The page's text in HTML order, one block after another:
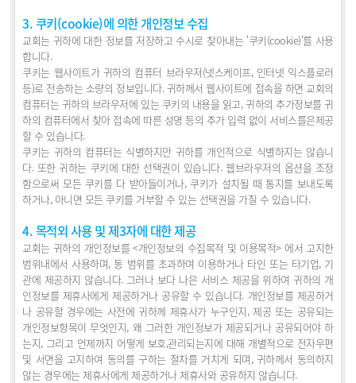
3. 쿠키(cookie)에 의한 개인정보 수집
교회는 귀하에 대한 정보를 저장하고 수시로 찾아내는 '쿠키(cookie)'를 사용
합니다.
쿠키는 웹사이트가 귀하의 컴퓨터 브라우저(넷스케이프, 인터넷 익스플로러
등)로 전송하는 소량의 정보입니다. 귀하께서 웹사이트에 접속을 하면 교회의
컴퓨터는 귀하의 브라우저에 있는 쿠키의 내용을 읽고, 귀하의 추가정보를 귀
하의 컴퓨터에서 찾아 접속에 따른 성명 등의 추가 입력 없이 서비스를은제공
할 수 있습니다.
쿠키는 귀하의 컴퓨터는 식별하지만 귀하를 개인적으로 식별하지는 않습니
다. 또한 귀하는 쿠키에 대한 선택권이 있습니다. 웹브라우저의 옵션을 조정
함으로써 모든 쿠키를 다 받아들이거나, 쿠키가 설치될 때 통지를 보내도록
하거나, 아니면 모든 쿠키를 거부할 수 있는 선택권을 가질 수 있습니다.
4. 목적외 사용 및 제3자에 대한 제공
교회는 귀하의 개인정보를 <개인정보의 수집목적 및 이용목적> 에서 고지한
범위내에서 사용하며, 동 범위를 초과하여 이용하거나 타인 또는 타기업, 기
관에 제공하지 않습니다. 그러나 보다 나은 서비스 제공을 위하여 귀하의 개
인정보를 제휴사에게 제공하거나 공유할 수 있습니다. 개인정보를 제공하거
나 공유할 경우에는 사전에 귀하께 제휴사가 누구인지, 제공 또는 공유되는
개인정보항목이 무엇인지, 왜 그러한 개인정보가 제공되거나 공유되어야 하
는지, 그리고 언제까지 어떻게 보호,관리되는지에 대해 개별적으로 전자우편
및 서면을 고지하여 동의를 구하는 절차를 거치게 되며, 귀하께서 동의하지
않는 경우에는 제휴사에게 제공하거나 제휴사와 공유하지 않습니다.